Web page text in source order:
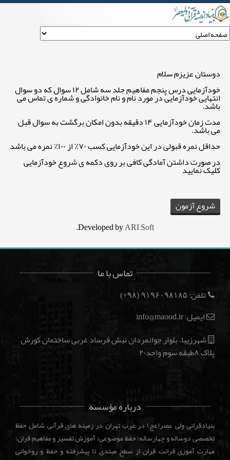
دوستان عزیزم سلام
خودآزمایی درس پنجم مفاهیم جلد سه شامل ۱۲ سوال که دو سوال
انتهایی خودآزمایی در مورد نام و نام خانوادگی و شماره ی تماس می
باشد.
مدت زمان خودآزمایی ۱۴ دقیقه بدون امکان برگشت به سوال قبل
می باشد.
حداقل نمره قبولی در این خودآزمایی کسب ۷۰٪ از ۱۰۰٪ نمره می باشد
در صورت داشتن آمادگی کافی بر روی دکمه ی شروع خودآزمایی
کلیک نمایید
Developed byARI Soft
.
تماس با ما
تلفن: ۹۱۹۶۰۹۸۱۸۵ (۹۸+)
ایمیل: info@maood.ir
شهرزیبا. بلوار جوانمردان نبش فرساد غربی ساختمان کورش
پلاک ۸طبقه سوم واحد۲۰
درباره مؤسسه
بنیادقرانی ولی عصر(عج) در غرب تهران در زمینه های قرآنی شامل حفظ
تخصصی دوساله و چهارساله؛ حفظ موضوعی؛ آموزش تفسیر و مفاهیم قران؛
مهارت آموزی قرائت قران از سطح مبتدی تا پیشرفته و حفظ و روخوانی